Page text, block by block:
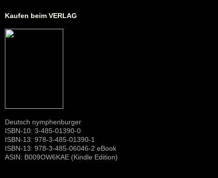
Kaufen beim VERLAG
Deutsch nymphenburger
ISBN-10: 3-485-01390-0
ISBN-13: 978-3-485-01390-1
ISBN-13: 978-3-485-06046-2 eBook
ASIN: B009OW6KAE (Kindle Edition)